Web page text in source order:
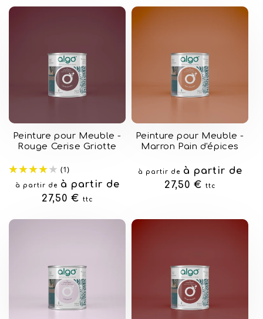
Peinture pour Meuble -
Rouge Cerise Griotte
(1)
Prix
habituel
à partir de
à partir de
27,50 €
ttc
Peinture pour Meuble -
Marron Pain d'épices
Prix
habituel
à partir de
à partir de
27,50 €
ttc